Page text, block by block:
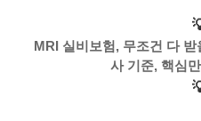
MRI 실비보험, 무조건 다
사 기준, 핵심